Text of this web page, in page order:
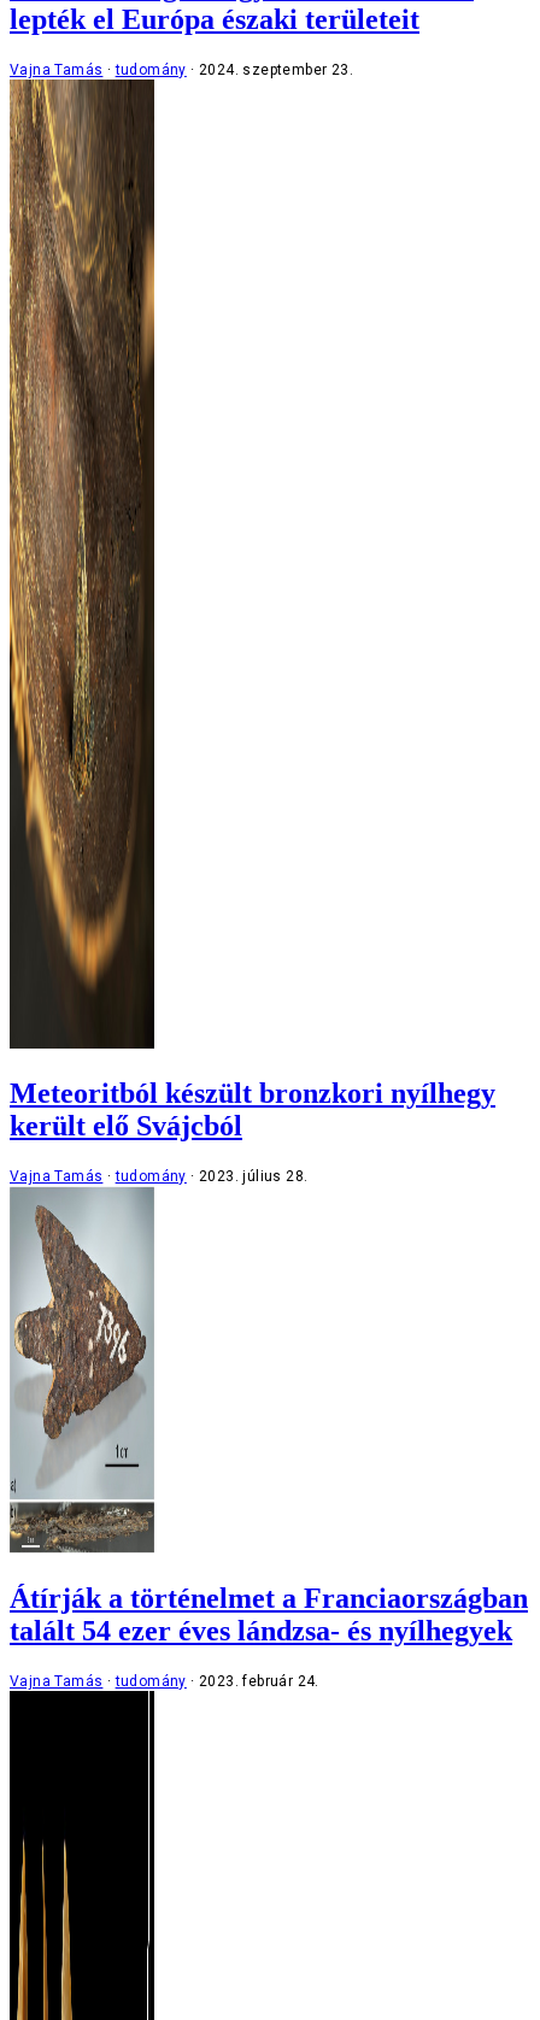
lepték el Európa északi területeit
Vajna Tamás tudomány 2024. szeptember 23.
Meteoritból készült bronzkori nyílhegy
került elő Svájcból
Vajna Tamás tudomány 2023. július 28.
Átírják a történelmet a Franciaországban
talált 54 ezer éves lándzsa- és nyílhegyek
Vajna Tamás tudomány 2023. február 24.